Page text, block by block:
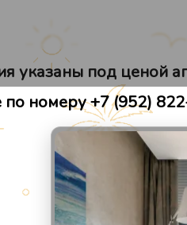
указаны под ценой
номеру +7 (952)